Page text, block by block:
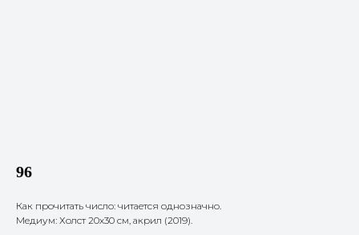
96
Как прочитать число: читается однозначно.
Медиум: Холст 20х30 см, акрил (2019).